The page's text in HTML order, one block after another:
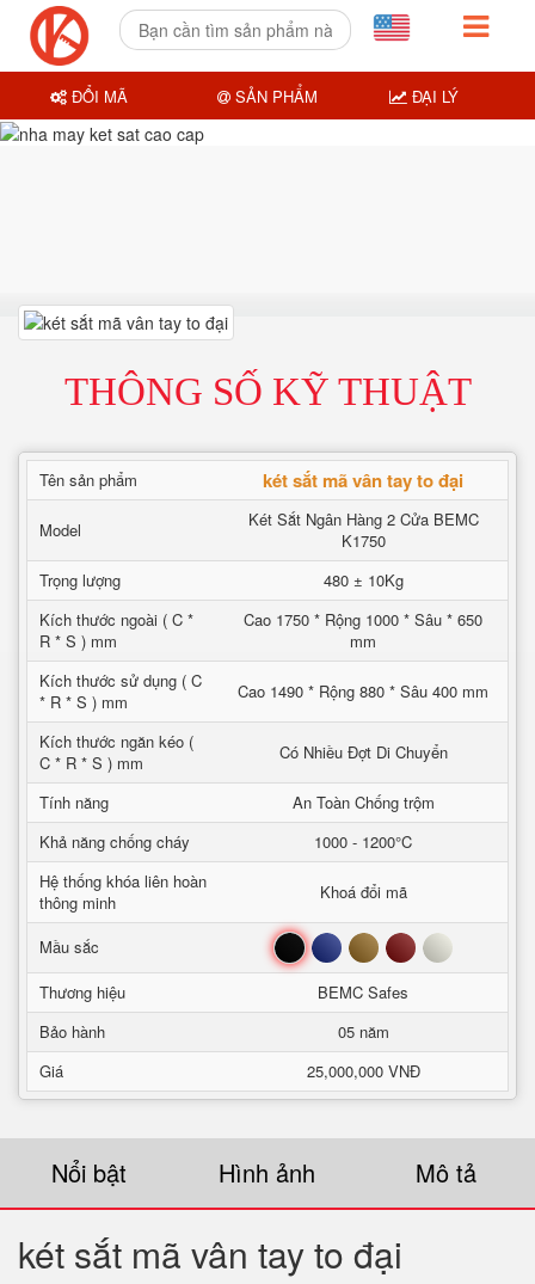
THÔNG SỐ KỸ THUẬT
Tên sản phẩm két sắt mã vân tay to đại
Model
Két Sắt Ngân Hàng 2 Cửa BEMC
K1750
Trọng lượng
480 ± 10Kg
Kích thước ngoài ( C *
R * S ) mm
Cao 1750 * Rộng 1000 * Sâu * 650
mm
Kích thước sử dụng ( C
* R * S ) mm
Cao 1490 * Rộng 880 * Sâu 400 mm
Kích thước ngăn kéo (
C * R * S ) mm
Có Nhiều Đợt Di Chuyển
Tính năng
An Toàn Chống trộm
Khả năng chống cháy
1000 - 1200°C
Hệ thống khóa liên hoàn
thông minh
Khoá đổi mã
Mầu sắc Đen Xanh Nâu Đỏ Trắng
Thương hiệu
BEMC Safes
Bảo hành
05 năm
Giá
25,000,000 VNĐ
Nổi bật Hình ảnh Mô tả
két sắt mã vân tay to đại
ĐỔI MÃ SẢN PHẨM ĐẠI LÝ